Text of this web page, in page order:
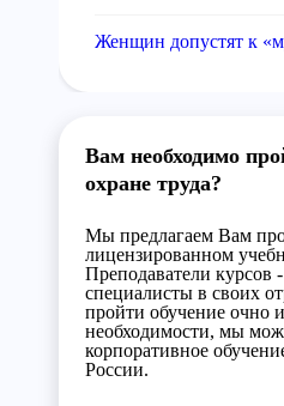
Женщин допустят к
Вам необходимо
охране труда?
Мы предлагаем Вам
лицензированном
Преподаватели курсов
специалисты в своих
пройти обучение очно
необходимости, мы
корпоративное
России.